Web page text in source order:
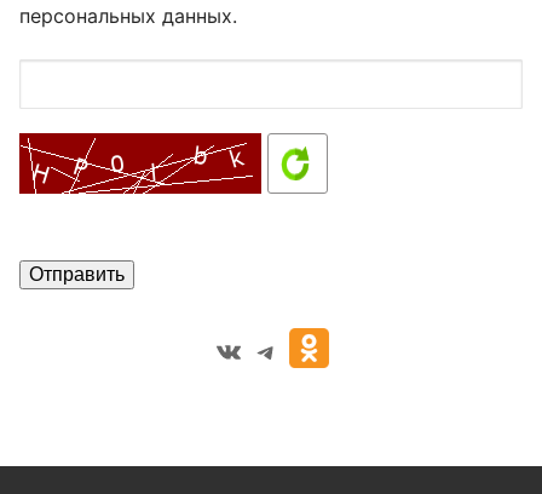
персональных данных.
VK Telegram